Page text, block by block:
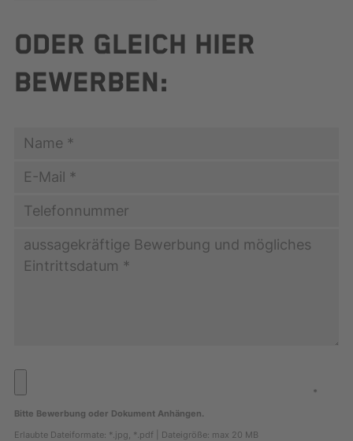
ODER GLEICH HIER
BEWERBEN:
*
Bitte Bewerbung oder Dokument Anhängen.
Erlaubte Dateiformate: *.jpg, *.pdf | Dateigröße: max 20 MB